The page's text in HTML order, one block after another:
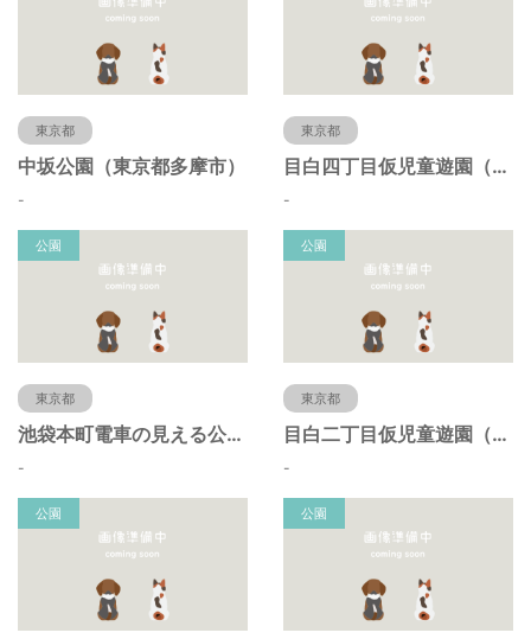
東京都
中坂公園（東京都多摩市）
-
東京都
目白四丁目仮児童遊園（東京都豊島区）
-
公園
東京都
池袋本町電車の見える公園（東京都豊島区）
-
公園
東京都
目白二丁目仮児童遊園（東京都豊島区）
-
公園 公園